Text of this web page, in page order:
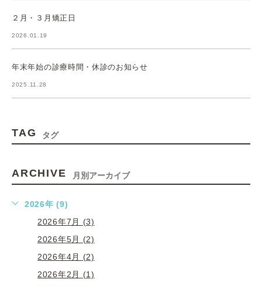
２月・３月矯正日
2026.01.19
年末年始の診療時間・休診のお知らせ
2025.11.28
TAG タグ
ARCHIVE 月別アーカイブ
2026年 (9)
2026年7月 (3)
2026年5月 (2)
2026年4月 (2)
2026年2月 (1)